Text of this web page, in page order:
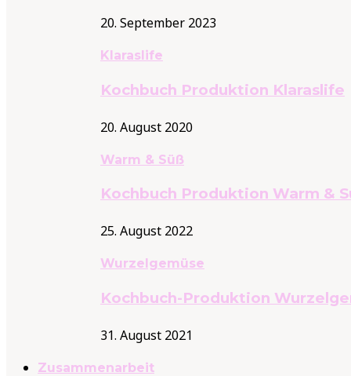
20. September 2023
Klaraslife
Kochbuch Produktion Klaraslife
20. August 2020
Warm & Süß
Kochbuch Produktion Warm &
25. August 2022
Wurzelgemüse
Kochbuch-Produktion
31. August 2021
Zusammenarbeit